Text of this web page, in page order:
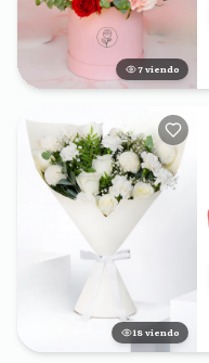
8 viendo
17 viendo